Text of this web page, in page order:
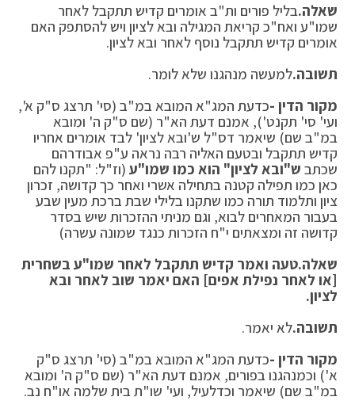
שאלה.בליל פורים ות"ב אומרים קדיש תתקבל לאחר
שמו"ע ואח"כ קריאת המגילה ובא לציון ויש להסתפק האם
אומרים קדיש תתקבל נוסף לאחר ובא לציון.
תשובה.למעשה מנהגנו שלא לומר.
מקור הדין -כדעת המג"א המובא במ"ב (סי' תרצג ס"ק א',
ועי' סי' תקנט'), אמנם דעת הא"ר (שם ס"ק ה' ומובא
במ"ב שם) שיאמר דס"ל ש'ובא לציון' לבד אומרים אחריו
קדיש תתקבל ובטעם האליה רבה נראה ע"פ אבודרהם
שכתב ש"ובא לציון" הוא כמו שמו"ע (וז"ל: "תקנו להם
כאן כמו תפילה קטנה בתחילה אשרי ואחר כך קדושה, זכרון
ציון ותלמוד תורה כמו שתקנו בלילי שבת ברכת מעין שבע
בעבור המאחרים לבוא, וגם מניתי ההזכרות שיש בסדר
קדושה זה ומצאתים י"ח הזכרות כנגד שמונה עשרה)
שאלה.טעה ואמר קדיש תתקבל לאחר שמו"ע בשחרית
[או לאחר נפילת אפים] האם יאמר שוב לאחר ובא
לציון.
תשובה.לא יאמר.
מקור הדין -כדעת המג"א המובא במ"ב (סי' תרצג ס"ק
א') וכמנהגנו בפורים, אמנם דעת הא"ר (שם ס"ק ה' ומובא
במ"ב שם) שיאמר וכדלעיל, ועי' שו"ת בית שלמה או"ח נב.